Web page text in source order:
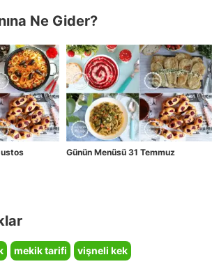
Ne Gider?
Günün Menüsü 31 Temmuz
mekik tarifi vişneli kek